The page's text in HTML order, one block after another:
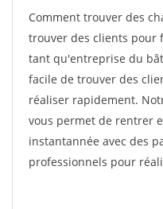
Comment trouver des
trouver des clients pour
tant qu'entreprise du
facile de trouver des
réaliser rapidement.
vous permet de rentrer
instantannée avec des
professionnels pour